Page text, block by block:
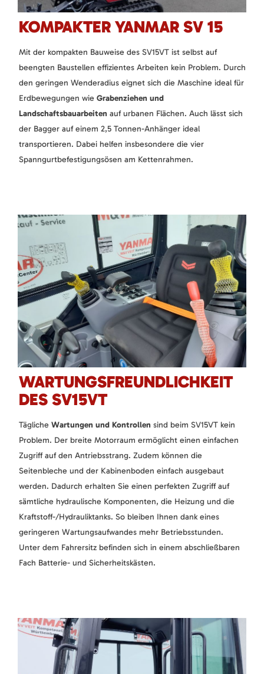
KOMPAKTER YANMAR SV 15
Mit der kompakten Bauweise des SV15VT ist selbst auf
beengten Baustellen effizientes Arbeiten kein Problem. Durch
den geringen Wenderadius eignet sich die Maschine ideal für
Erdbewegungen wie Grabenziehen und
Landschaftsbauarbeiten auf urbanen Flächen. Auch lässt sich
der Bagger auf einem 2,5 Tonnen-Anhänger ideal
transportieren. Dabei helfen insbesondere die vier
Spanngurtbefestigungsösen am Kettenrahmen.
WARTUNGSFREUNDLICHKEIT
DES SV15VT
Tägliche Wartungen und Kontrollen sind beim SV15VT kein
Problem. Der breite Motorraum ermöglicht einen einfachen
Zugriff auf den Antriebsstrang. Zudem können die
Seitenbleche und der Kabinenboden einfach ausgebaut
werden. Dadurch erhalten Sie einen perfekten Zugriff auf
sämtliche hydraulische Komponenten, die Heizung und die
Kraftstoff-/Hydrauliktanks. So bleiben Ihnen dank eines
geringeren Wartungsaufwandes mehr Betriebsstunden.
Unter dem Fahrersitz befinden sich in einem abschließbaren
Fach Batterie- und Sicherheitskästen.